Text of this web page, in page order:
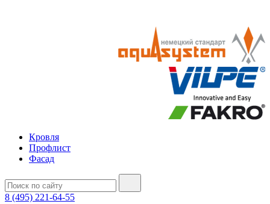
Кровля
Профлист
Фасад
8 (495) 221-64-55